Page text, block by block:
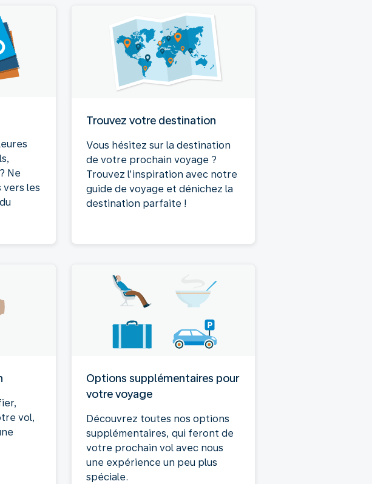
Ne
vers les
Trouvez votre destination
Vous hésitez sur la destination
de votre prochain voyage ?
Trouvez l’inspiration avec notre
guide de voyage et dénichez la
destination parfaite !
vol,
Options supplémentaires pour
votre voyage
Découvrez toutes nos options
supplémentaires, qui feront de
votre prochain vol avec nous
une expérience un peu plus
spéciale.